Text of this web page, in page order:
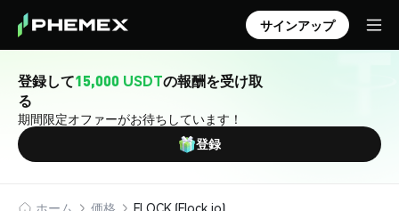
サインアップ
登録して15,000 USDTの報酬を受け取
る
期間限定オファーがお待ちしています！
登録
ホーム 価格 FLOCK (Flock.io)